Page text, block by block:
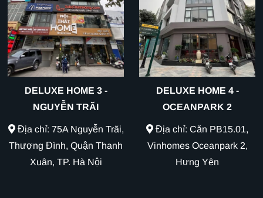
DELUXE HOME 3 -
NGUYỄN TRÃI
Địa chỉ: 75A Nguyễn Trãi,
Thượng Đình, Quận Thanh
Xuân, TP. Hà Nội
DELUXE HOME 4 -
OCEANPARK 2
Địa chỉ: Căn PB15.01,
Vinhomes Oceanpark 2,
Hưng Yên